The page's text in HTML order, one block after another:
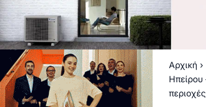
Αρχική ›
Ηπείρου
περιοχές